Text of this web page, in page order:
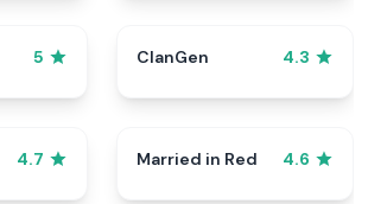
5 ClanGen 4.3
4.7 Married in Red 4.6